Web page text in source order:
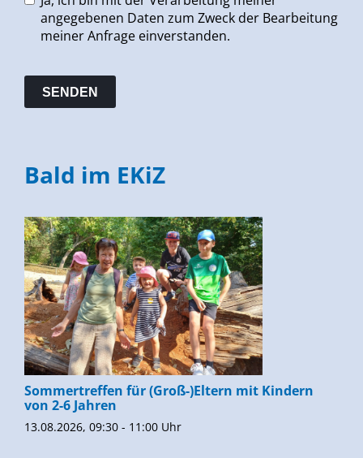
angegebenen Daten zum Zweck der Bearbeitung
meiner Anfrage einverstanden.
Bald im EKiZ
Sommertreffen für (Groß-)Eltern mit Kindern
von 2-6 Jahren
13.08.2026, 09:30 - 11:00 Uhr